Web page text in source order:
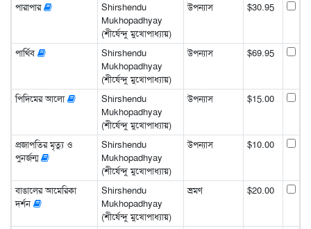
পারাপার
Shirshendu
Mukhopadhyay
(শীর্ষেন্দু মুখোপাধ্যায়)
উপন্যাস $30.95
পার্থিব
Shirshendu
Mukhopadhyay
(শীর্ষেন্দু মুখোপাধ্যায়)
উপন্যাস $69.95
পিদিমের আলো
Shirshendu
Mukhopadhyay
(শীর্ষেন্দু মুখোপাধ্যায়)
উপন্যাস $15.00
প্রজাপতির মৃত্যু ও
পুনর্জন্ম
Shirshendu
Mukhopadhyay
(শীর্ষেন্দু মুখোপাধ্যায়)
উপন্যাস $10.00
বাঙালের আমেরিকা
দর্শন
Shirshendu
Mukhopadhyay
(শীর্ষেন্দু মুখোপাধ্যায়)
ভ্রমণ $20.00